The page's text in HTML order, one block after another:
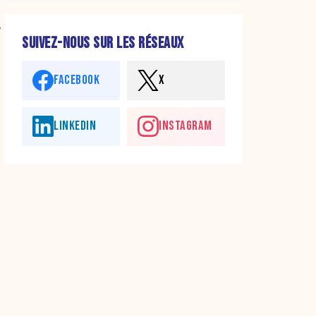
SUIVEZ-NOUS SUR LES RÉSEAUX
FACEBOOK X
LINKEDIN INSTAGRAM